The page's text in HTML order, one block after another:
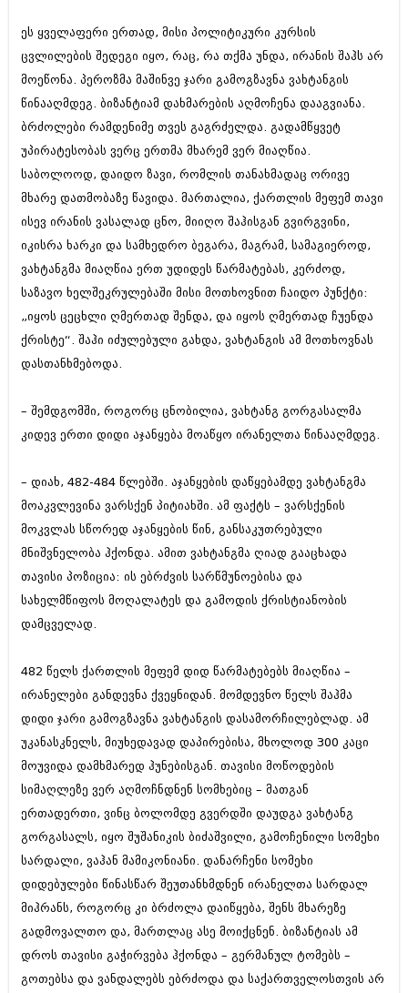
ეს ყველაფერი ერთად, მისი პოლიტიკური კურსის
ცვლილების შედეგი იყო, რაც, რა თქმა უნდა, ირანის შაჰს არ
მოეწონა. პეროზმა მაშინვე ჯარი გამოგზავნა ვახტანგის
წინააღმდეგ. ბიზანტიამ დახმარების აღმოჩენა დააგვიანა.
ბრძოლები რამდენიმე თვეს გაგრძელდა. გადამწყვეტ
უპირატესობას ვერც ერთმა მხარემ ვერ მიაღწია.
საბოლოოდ, დაიდო ზავი, რომლის თანახმადაც ორივე
მხარე დათმობაზე წავიდა. მართალია, ქართლის მეფემ თავი
ისევ ირანის ვასალად ცნო, მიიღო შაჰისგან გვირგვინი,
იკისრა ხარკი და სამხედრო ბეგარა, მაგრამ, სამაგიეროდ,
ვახტანგმა მიაღწია ერთ უდიდეს წარმატებას, კერძოდ,
საზავო ხელშეკრულებაში მისი მოთხოვნით ჩაიდო პუნქტი:
„იყოს ცეცხლი ღმერთად შენდა, და იყოს ღმერთად ჩუენდა
ქრისტე“. შაჰი იძულებული გახდა, ვახტანგის ამ მოთხოვნას
დასთანხმებოდა.
– შემდგომში, როგორც ცნობილია, ვახტანგ გორგასალმა
კიდევ ერთი დიდი აჯანყება მოაწყო ირანელთა წინააღმდეგ.
– დიახ, 482-484 წლებში. აჯანყების დაწყებამდე ვახტანგმა
მოაკვლევინა ვარსქენ პიტიახში. ამ ფაქტს – ვარსქენის
მოკვლას სწორედ აჯანყების წინ, განსაკუთრებული
მნიშვნელობა ჰქონდა. ამით ვახტანგმა ღიად გააცხადა
თავისი პოზიცია: ის ებრძვის სარწმუნოებისა და
სახელმწიფოს მოღალატეს და გამოდის ქრისტიანობის
დამცველად.
482 წელს ქართლის მეფემ დიდ წარმატებებს მიაღწია –
ირანელები განდევნა ქვეყნიდან. მომდევნო წელს შაჰმა
დიდი ჯარი გამოგზავნა ვახტანგის დასამორჩილებლად. ამ
უკანასკნელს, მიუხედავად დაპირებისა, მხოლოდ 300 კაცი
მოუვიდა დამხმარედ ჰუნებისგან. თავისი მოწოდების
სიმაღლეზე ვერ აღმოჩნდნენ სომხებიც – მათგან
ერთადერთი, ვინც ბოლომდე გვერდში დაუდგა ვახტანგ
გორგასალს, იყო შუშანიკის ბიძაშვილი, გამოჩენილი სომეხი
სარდალი, ვაჰან მამიკონიანი. დანარჩენი სომეხი
დიდებულები წინასწარ შეუთანხმდნენ ირანელთა სარდალ
მიჰრანს, როგორც კი ბრძოლა დაიწყება, შენს მხარეზე
გადმოვალთო და, მართლაც ასე მოიქცნენ. ბიზანტიას ამ
დროს თავისი გაჭირვება ჰქონდა – გერმანულ ტომებს –
გოთებსა და ვანდალებს ებრძოდა და საქართველოსთვის არ